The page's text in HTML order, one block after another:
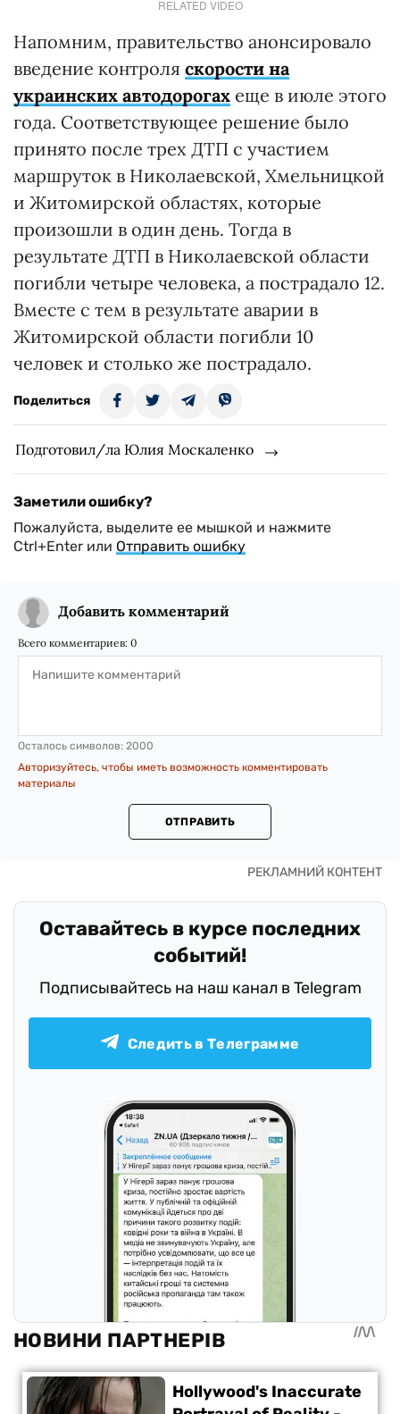
RELATED VIDEO
Напомним, правительство анонсировало
введение контроля скорости на
украинских автодорогах еще в июле этого
года. Соответствующее решение было
принято после трех ДТП с участием
маршруток в Николаевской, Хмельницкой
и Житомирской областях, которые
произошли в один день. Тогда в
результате ДТП в Николаевской области
погибли четыре человека, а пострадало 12.
Вместе с тем в результате аварии в
Житомирской области погибли 10
человек и столько же пострадало.
Поделиться
Подготовил/ла Юлия Москаленко
Заметили ошибку?
Пожалуйста, выделите ее мышкой и нажмите
Ctrl+Enter или Отправить ошибку
Добавить комментарий
Всего комментариев: 0
Осталось символов: 2000
Авторизуйтесь, чтобы иметь возможность комментировать
материалы
ОТПРАВИТЬ
Оставайтесь в курсе последних
событий!
Подписывайтесь на наш канал в Telegram
Следить в Телеграмме